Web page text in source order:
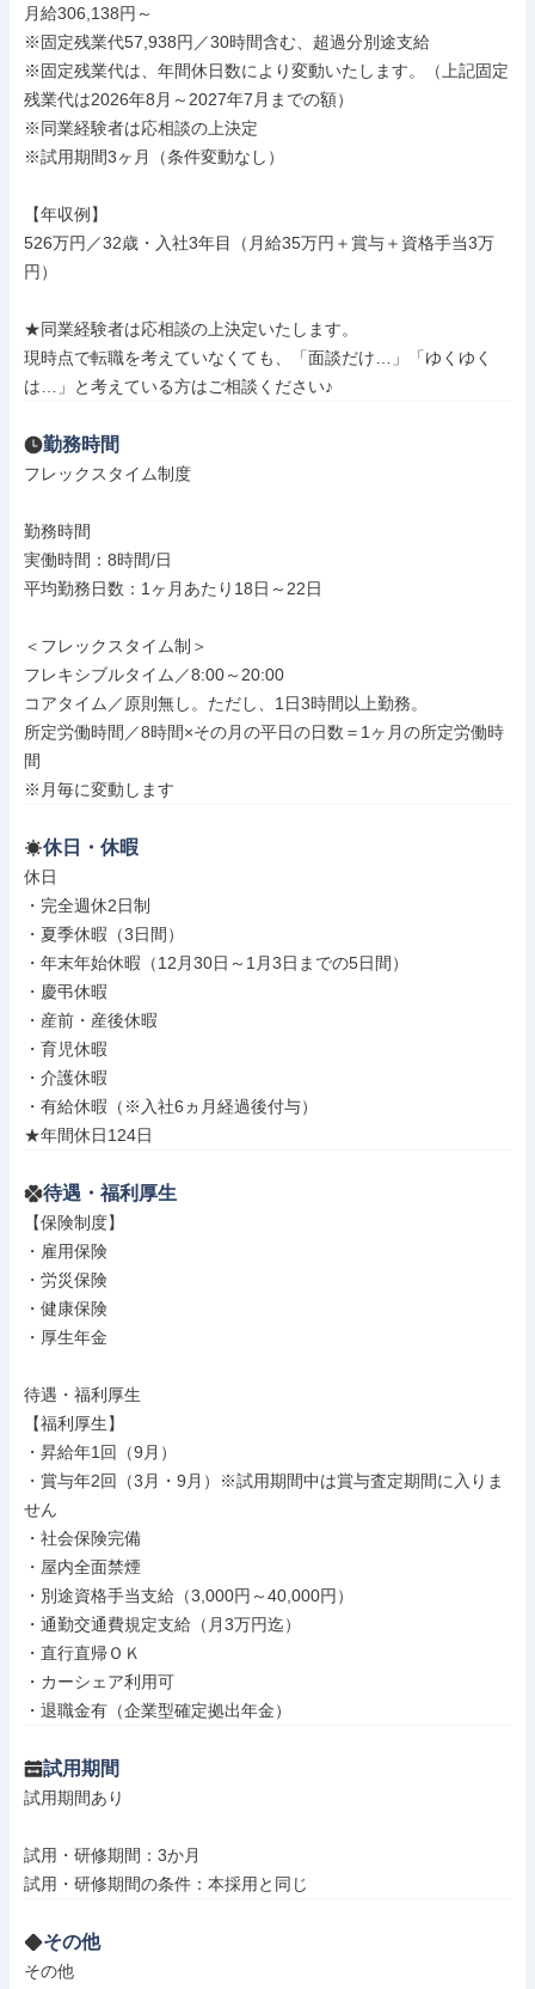
月給306,138円～
※固定残業代57,938円／30時間含む、超過分別途支給
※固定残業代は、年間休日数により変動いたします。（上記固定
残業代は2026年8月～2027年7月までの額）
※同業経験者は応相談の上決定
※試用期間3ヶ月（条件変動なし）
【年収例】
526万円／32歳・入社3年目（月給35万円＋賞与＋資格手当3万
円）
★同業経験者は応相談の上決定いたします。
現時点で転職を考えていなくても、「面談だけ…」「ゆくゆく
は…」と考えている方はご相談ください♪
勤務時間
フレックスタイム制度
勤務時間
実働時間：8時間/日
平均勤務日数：1ヶ月あたり18日～22日
＜フレックスタイム制＞
フレキシブルタイム／8:00～20:00
コアタイム／原則無し。ただし、1日3時間以上勤務。
所定労働時間／8時間×その月の平日の日数＝1ヶ月の所定労働時
間
※月毎に変動します
休日・休暇
休日
・完全週休2日制
・夏季休暇（3日間）
・年末年始休暇（12月30日～1月3日までの5日間）
・慶弔休暇
・産前・産後休暇
・育児休暇
・介護休暇
・有給休暇（※入社6ヵ月経過後付与）
★年間休日124日
待遇・福利厚生
【保険制度】
・雇用保険
・労災保険
・健康保険
・厚生年金
待遇・福利厚生
【福利厚生】
・昇給年1回（9月）
・賞与年2回（3月・9月）※試用期間中は賞与査定期間に入りま
せん
・社会保険完備
・屋内全面禁煙
・別途資格手当支給（3,000円～40,000円）
・通勤交通費規定支給（月3万円迄）
・直行直帰ＯＫ
・カーシェア利用可
・退職金有（企業型確定拠出年金）
試用期間
試用期間あり
試用・研修期間：3か月
その他
その他